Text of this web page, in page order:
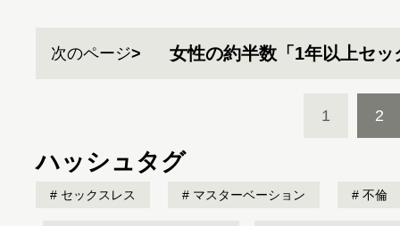
次のページ 女性の約半数「1年以上セ
1 2
ハッシュタグ
セックスレス マスターベーション 不倫